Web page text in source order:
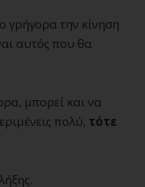
γρήγορα την κίνηση
αυτός που θα
μπορεί και να
πολύ, τότε